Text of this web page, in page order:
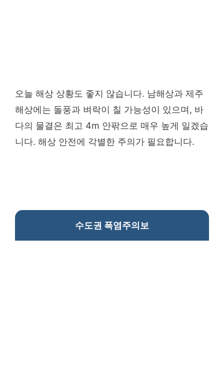
오늘 해상 상황도 좋지 않습니다. 남해상과 제주
해상에는 돌풍과 벼락이 칠 가능성이 있으며, 바
다의 물결은 최고 4m 안팎으로 매우 높게 일겠습
니다. 해상 안전에 각별한 주의가 필요합니다.
수도권 폭염주의보